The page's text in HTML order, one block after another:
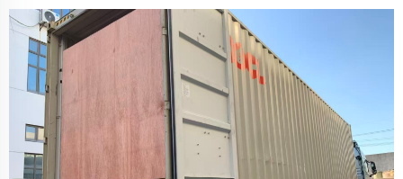
роботичке руке прецизно затварају два
различита дизајна капаста...